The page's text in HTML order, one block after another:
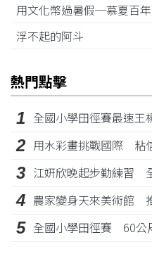
用文化幣過暑假─慕夏百
浮不起的阿斗
熱門點擊
1 全國小學田徑賽最速
2 用水彩畫挑戰國際 粘
3 江姸欣晚起步勤練習
4 農家變身天來美術館
5 全國小學田徑賽 60公